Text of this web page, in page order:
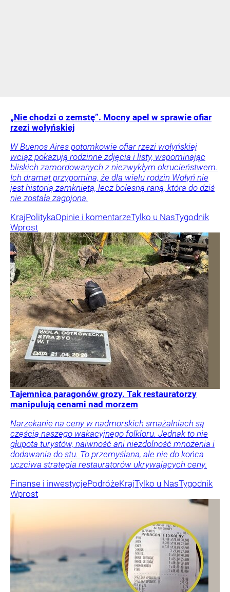
„Nie chodzi o zemstę”. Mocny apel w sprawie ofiar
rzezi wołyńskiej
W Buenos Aires potomkowie ofiar rzezi wołyńskiej
wciąż pokazują rodzinne zdjęcia i listy, wspominając
bliskich zamordowanych z niezwykłym okrucieństwem.
Ich dramat przypomina, że dla wielu rodzin Wołyń nie
jest historią zamkniętą, lecz bolesną raną, która do dziś
nie została zagojona.
KrajPolitykaOpinie i komentarzeTylko u NasTygodnik
Wprost
Tajemnica paragonów grozy. Tak restauratorzy
manipulują cenami nad morzem
Narzekanie na ceny w nadmorskich smażalniach są
częścią naszego wakacyjnego folkloru. Jednak to nie
głupota turystów, naiwność ani niezdolność mnożenia i
dodawania do stu. To przemyślana, ale nie do końca
uczciwa strategia restauratorów ukrywających ceny.
Finanse i inwestycjePodróżeKrajTylko u NasTygodnik
Wprost